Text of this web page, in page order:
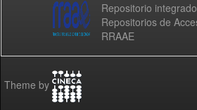
Repositorio
Repositorios de
RRAAE
Theme by